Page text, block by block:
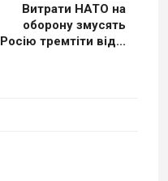
Витрати НАТО на
оборону змусять
Росію тремтіти від...